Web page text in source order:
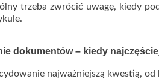
trzeba zwrócić uwagę, kiedy
dokumentów – kiedy
najważniejszą kwestią,